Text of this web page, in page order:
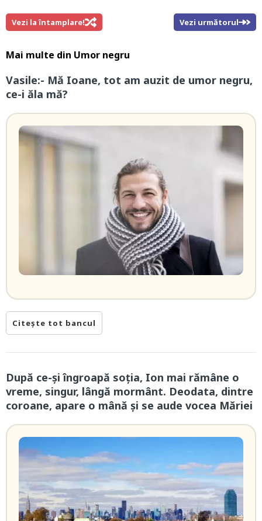
Vezi la întamplare! Vezi următorul
Mai multe din Umor negru
Vasile:- Mă Ioane, tot am auzit de umor negru,
ce-i ăla mă?
Citește tot bancul
După ce-și îngroapă soția, Ion mai rămâne o
vreme, singur, lângă mormânt. Deodata, dintre
coroane, apare o mână și se aude vocea Măriei